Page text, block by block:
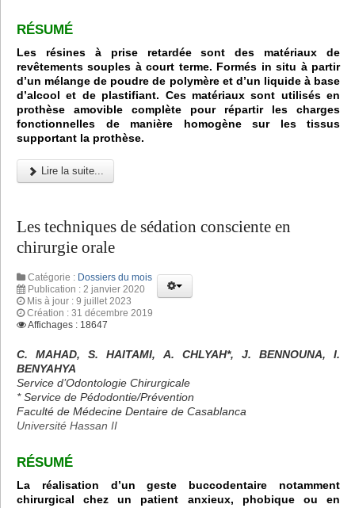
RÉSUMÉ
Les résines à prise retardée sont des matériaux de
revêtements souples à court terme. Formés in situ à partir
d’un mélange de poudre de polymère et d’un liquide à base
d’alcool et de plastifiant. Ces matériaux sont utilisés en
prothèse amovible complète pour répartir les charges
fonctionnelles de manière homogène sur les tissus
supportant la prothèse.
Lire la suite...
Les techniques de sédation consciente en
chirurgie orale
Catégorie : Dossiers du mois
Publication : 2 janvier 2020
Mis à jour : 9 juillet 2023
Création : 31 décembre 2019
Affichages : 18647
C. MAHAD, S. HAITAMI, A. CHLYAH*, J. BENNOUNA, I.
BENYAHYA
Service d’Odontologie Chirurgicale
* Service de Pédodontie/Prévention
Faculté de Médecine Dentaire de Casablanca
Université Hassan II
RÉSUMÉ
La réalisation d’un geste buccodentaire notamment
chirurgical chez un patient anxieux, phobique ou en